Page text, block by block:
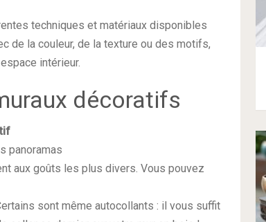
techniques et matériaux disponibles
de la couleur, de la texture ou des motifs,
intérieur.
décoratifs
panoramas
aux goûts les plus divers. Vous pouvez
sont même autocollants : il vous suffit